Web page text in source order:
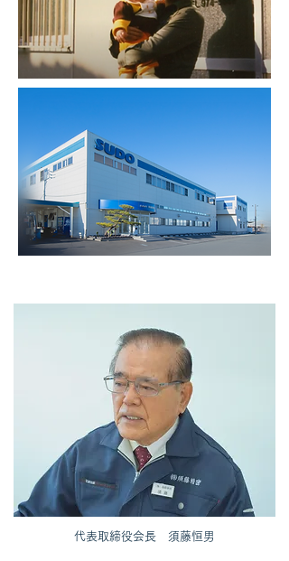
​代表取締役会長 須藤恒男